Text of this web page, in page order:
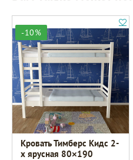
-10%
Кровать Тимберс Кидс 2-
х ярусная 80×190